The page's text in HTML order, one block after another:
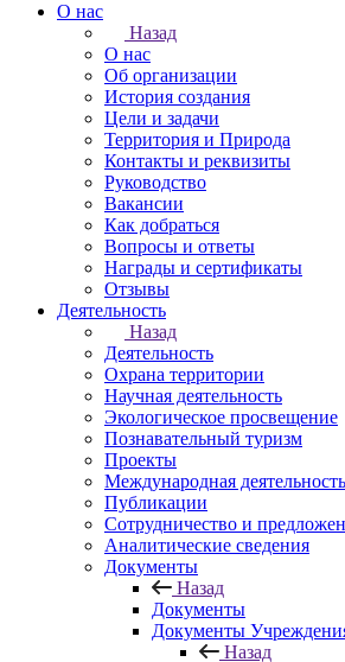
О нас
Назад
О нас
Об организации
История создания
Цели и задачи
Территория и Природа
Контакты и реквизиты
Руководство
Вакансии
Как добраться
Вопросы и ответы
Награды и сертификаты
Отзывы
Деятельность
Назад
Деятельность
Охрана территории
Научная деятельность
Экологическое просвещение
Познавательный туризм
Проекты
Международная деятельность
Публикации
Сотрудничество и
Аналитические сведения
Документы
Назад
Документы
Документы
Назад